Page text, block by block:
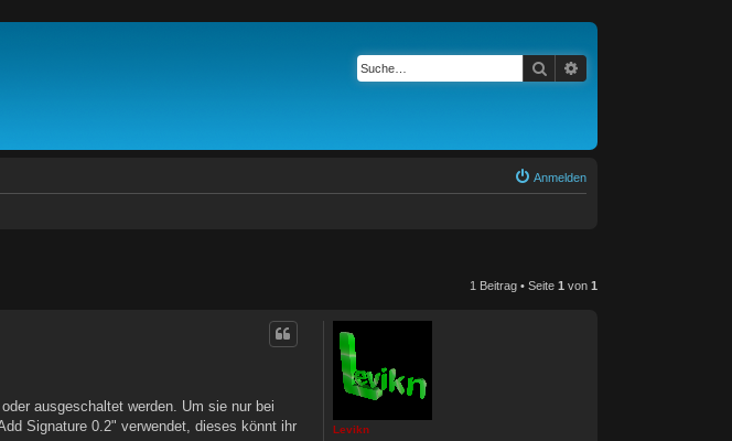
Suche
Anmelden
1 Beitrag • Seite 1 von 1
Levikn
ausgeschaltet werden. Um sie nur bei
Signature 0.2" verwendet, dieses könnt ihr